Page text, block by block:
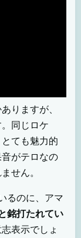
りますが、
同じロケ
ても魅力的
がテロなの
せん。
るのに、アマ
銘打たれてい
表示でしょ